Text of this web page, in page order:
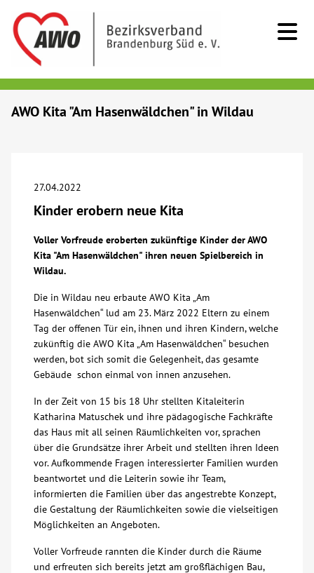
Beratung & Hilfe
Begegnung
Bildung
Über uns
Veranstaltungen
Spenden
Mitmachen
Karriere
AWO Kita "Am Hasenwäldchen" in Wildau
27.04.2022
Kinder erobern neue Kita
Voller Vorfreude eroberten zukünftige Kinder der AWO
Kita "Am Hasenwäldchen" ihren neuen Spielbereich in
Wildau.
Die in Wildau neu erbaute AWO Kita „Am
Hasenwäldchen“ lud am 23. März 2022 Eltern zu einem
Tag der offenen Tür ein, ihnen und ihren Kindern, welche
zukünftig die AWO Kita „Am Hasenwäldchen“ besuchen
werden, bot sich somit die Gelegenheit, das gesamte
Gebäude schon einmal von innen anzusehen.
In der Zeit von 15 bis 18 Uhr stellten Kitaleiterin
Katharina Matuschek und ihre pädagogische Fachkräfte
das Haus mit all seinen Räumlichkeiten vor, sprachen
über die Grundsätze ihrer Arbeit und stellten ihren Ideen
vor. Aufkommende Fragen interessierter Familien wurden
beantwortet und die Leiterin sowie ihr Team,
informierten die Familien über das angestrebte Konzept,
die Gestaltung der Räumlichkeiten sowie die vielseitigen
Möglichkeiten an Angeboten.
Voller Vorfreude rannten die Kinder durch die Räume
und erfreuten sich bereits jetzt am großflächigen Bau,